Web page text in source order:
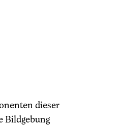
dieser
Bildgebung